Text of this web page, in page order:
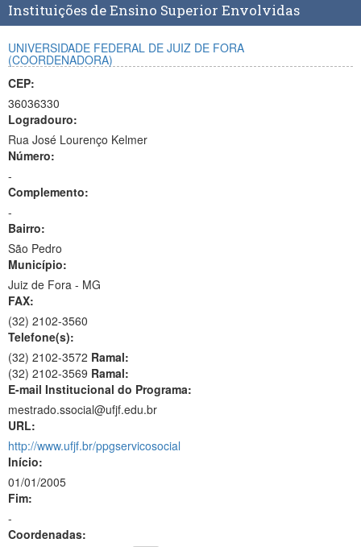
Instituições de Ensino Superior Envolvidas
UNIVERSIDADE FEDERAL DE JUIZ DE FORA
(COORDENADORA)
CEP:
36036330
Logradouro:
Rua José Lourenço Kelmer
Número:
-
Complemento:
-
Bairro:
São Pedro
Município:
Juiz de Fora - MG
FAX:
(32) 2102-3560
Telefone(s):
(32) 2102-3572 Ramal:
(32) 2102-3569 Ramal:
E-mail Institucional do Programa:
mestrado.ssocial@ufjf.edu.br
URL:
http://www.ufjf.br/ppgservicosocial
Início:
01/01/2005
Fim:
-
Coordenadas: